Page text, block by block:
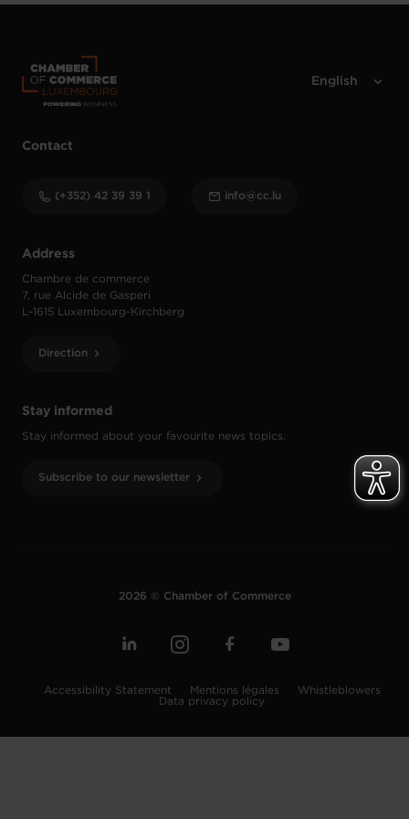
Stay informed
Stay informed about your favourite news topics.
Subscribe to our newsletter
Address
Chambre de commerce
7, rue Alcide de Gasperi
L-1615 Luxembourg-Kirchberg
Direction
Contact
(+352) 42 39 39 1 info@cc.lu
2026 © Chamber of Commerce
Accessibility Statement Mentions légales
Whistleblowers
Data privacy policy